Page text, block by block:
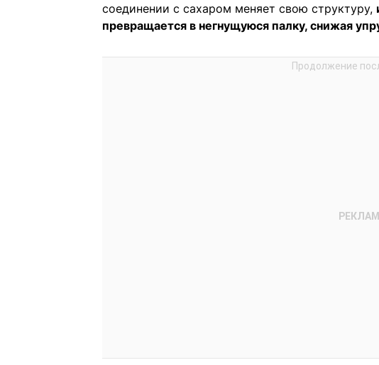
соединении с сахаром меняет свою структуру,
превращается в негнущуюся палку, снижая